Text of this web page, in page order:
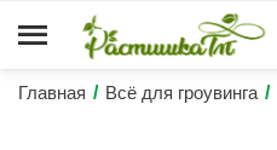
Главная / Всё для гроувинга /